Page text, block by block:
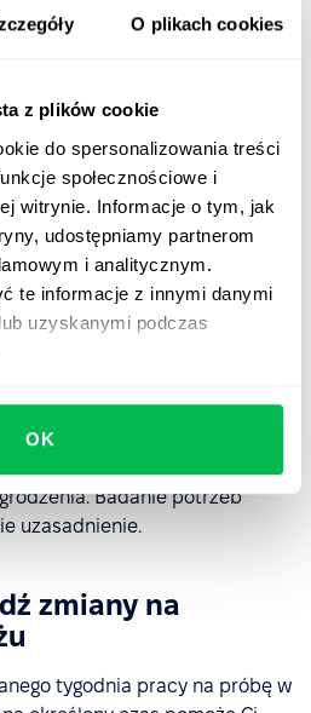
O plikach cookies
z plików cookie
do spersonalizowania treści
społecznościowe i
witrynie. Informacje o tym, jak
udostępniamy partnerom
i analitycznym.
te informacje z innymi danymi
uzyskanymi podczas
OK
tygodnia
tygodnia pracy
o zdanie
pozwolą Ci zrozumieć ich
do zmian. O opinię możesz
kandydatów,
społecznościowe. Z
wynika, żetylko 19,2%
poparłoby wprowadzenie
pracy, przy utrzymaniu
Badanie potrzeb
uzasadnienie.
zmiany na
tygodnia pracy na próbę w